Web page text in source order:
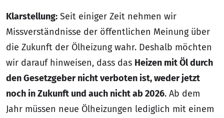
Klarstellung: Seit einiger Zeit nehmen wir
Missverständnisse der öffentlichen Meinung über
die Zukunft der Ölheizung wahr. Deshalb möchten
wir darauf hinweisen, dass das Heizen mit Öl durch
den Gesetzgeber nicht verboten ist, weder jetzt
noch in Zukunft und auch nicht ab 2026. Ab dem
Jahr müssen neue Ölheizungen lediglich mit einem